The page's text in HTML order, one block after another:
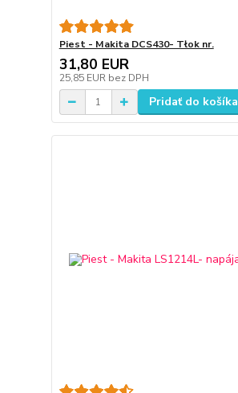
Piest - Makita DCS430- Tłok nr.
31,80 EUR
25,85 EUR bez DPH
Pridať do košíka